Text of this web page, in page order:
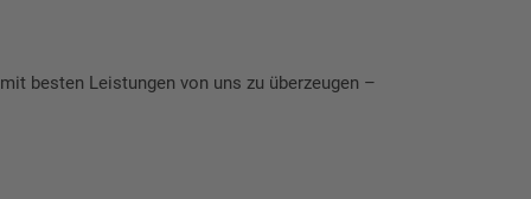
besten Leistungen von uns zu überzeugen –